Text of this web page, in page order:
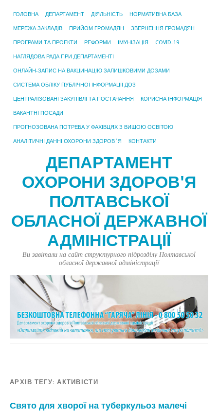
ГОЛОВНА ДЕПАРТАМЕНТ ДІЯЛЬНІСТЬ НОРМАТИВНА БАЗА
МЕРЕЖА ЗАКЛАДІВ ПРИЙОМ ГРОМАДЯН ЗВЕРНЕННЯ ГРОМАДЯН
ПРОГРАМИ ТА ПРОЕКТИ РЕФОРМИ ІМУНІЗАЦІЯ COVID-19
НАГЛЯДОВА РАДА ПРИ ДЕПАРТАМЕНТІ
ОНЛАЙН-ЗАПИС НА ВАКЦИНАЦІЮ ЗАЛИШКОВИМИ ДОЗАМИ
СИСТЕМА ОБЛІКУ ПУБЛІЧНОЇ ІНФОРМАЦІЇ ДОЗ
ЦЕНТРАЛІЗОВАНІ ЗАКУПІВЛІ ТА ПОСТАЧАННЯ КОРИСНА ІНФОРМАЦІЯ
ВАКАНТНІ ПОСАДИ
ПРОГНОЗОВАНА ПОТРЕБА У ФАХІВЦЯХ З ВИЩОЮ ОСВІТОЮ
АНАЛІТИЧНІ ДАННІ ОХОРОНИ ЗДОРОВ`Я КОНТАКТИ
ДЕПАРТАМЕНТ
ОХОРОНИ ЗДОРОВ'Я
ПОЛТАВСЬКОЇ
ОБЛАСНОЇ ДЕРЖАВНОЇ
АДМІНІСТРАЦІЇ
Ви завітали на сайт структурного підрозділу Полтавської
обласної державної адміністрації
АРХІВ ТЕГУ:АКТИВІСТИ
Свято для хворої на туберкульоз малечі